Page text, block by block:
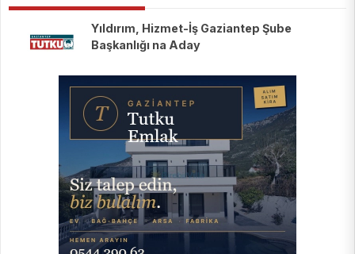
Yıldırım, Hizmet-İş Gaziantep Şube
Başkanlığı na Aday